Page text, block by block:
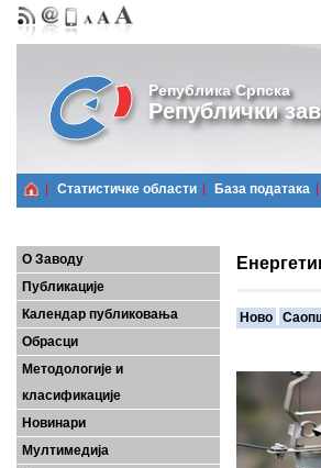
Република Српска
Републички
Статистичке области Базa података
О Заводу
Публикације
Календар публиковања
Обрасци
Методологије и
класификације
Новинари
Мултимедија
Ново